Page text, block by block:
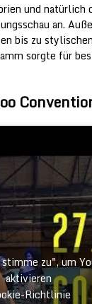
und natürlich
an.
bis zu
sorgte für
zu", um
aktivieren
Richtlinie